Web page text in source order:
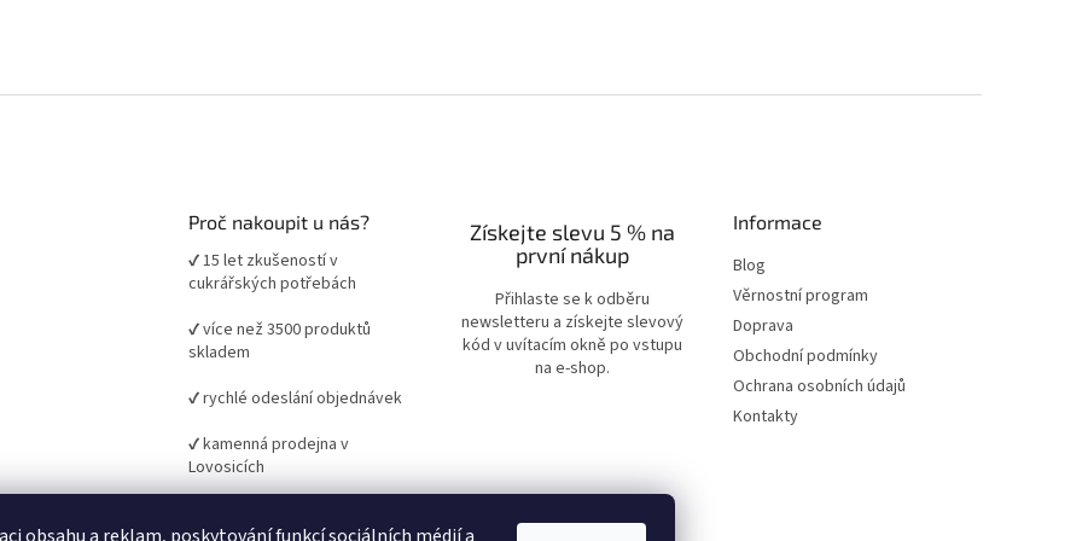
Proč nakoupit u nás?
✔ 15 let zkušeností v
cukrářských potřebách
✔ více než 3500 produktů
skladem
✔ rychlé odeslání objednávek
✔ kamenná prodejna v
Lovosicích
pro domácí i profesionální
Získejte slevu 5 % na
první nákup
Přihlaste se k odběru
newsletteru a získejte slevový
kód v uvítacím okně po vstupu
na e-shop.
Informace
Blog
Věrnostní program
Doprava
Obchodní podmínky
Ochrana osobních údajů
Kontakty